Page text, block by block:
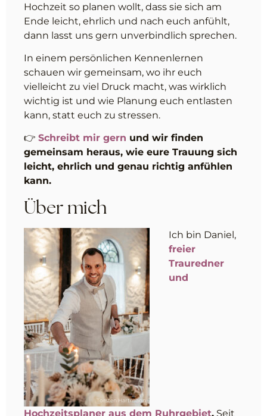
Hochzeit so planen wollt, dass sie sich am
Ende leicht, ehrlich und nach euch anfühlt,
dann lasst uns gern unverbindlich sprechen.
In einem persönlichen Kennenlernen
schauen wir gemeinsam, wo ihr euch
vielleicht zu viel Druck macht, was wirklich
wichtig ist und wie Planung euch entlasten
kann, statt euch zu stressen.
👉 Schreibt mir gern und wir finden
gemeinsam heraus, wie eure Trauung sich
leicht, ehrlich und genau richtig anfühlen
kann.
Über mich
Torsten Hartmann
Ich bin Daniel,
freier
Trauredner
und
Hochzeitsplaner aus dem Ruhrgebiet. Seit